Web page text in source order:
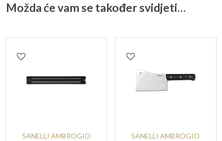
Možda će vam se također svidjeti…
SANELLI AMBROGIO
SANELLI AMBROGIO